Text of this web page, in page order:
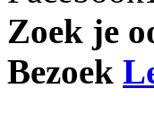
Zoek je
Bezoek